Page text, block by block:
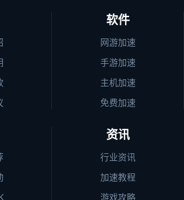
软件
网游加速
手游加速
主机加速
免费加速
资讯
行业资讯
加速教程
游戏攻略